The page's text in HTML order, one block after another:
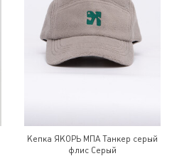
Кепка ЯКОРЬ МПА Танкер серый
флис Серый